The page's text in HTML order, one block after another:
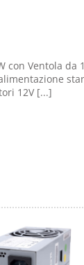
con Ventola da
12V [...]